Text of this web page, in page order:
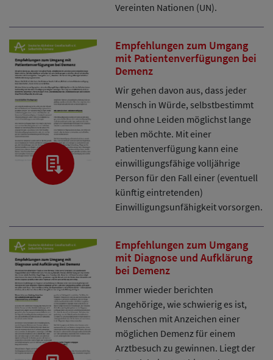
Vereinten Nationen (UN).
Empfehlungen zum Umgang
mit Patientenverfügungen bei
Demenz
Wir gehen davon aus, dass jeder
Mensch in Würde, selbstbestimmt
und ohne Leiden möglichst lange
leben möchte. Mit einer
Patientenverfügung kann eine
einwilligungsfähige volljährige
Person für den Fall einer (eventuell
künftig eintretenden)
Einwilligungsunfähigkeit vorsorgen.
Empfehlungen zum Umgang
mit Diagnose und Aufklärung
bei Demenz
Immer wieder berichten
Angehörige, wie schwierig es ist,
Menschen mit Anzeichen einer
möglichen Demenz für einem
Arztbesuch zu gewinnen. Liegt der